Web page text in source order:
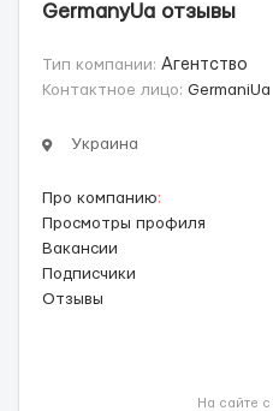
GermanyUa отзывы
Тип компании: Агентство
Контактное лицо: GermaniUa
Украина
Про компанию:
Просмотры профиля
Вакансии
Подписчики
Отзывы
На сайте с